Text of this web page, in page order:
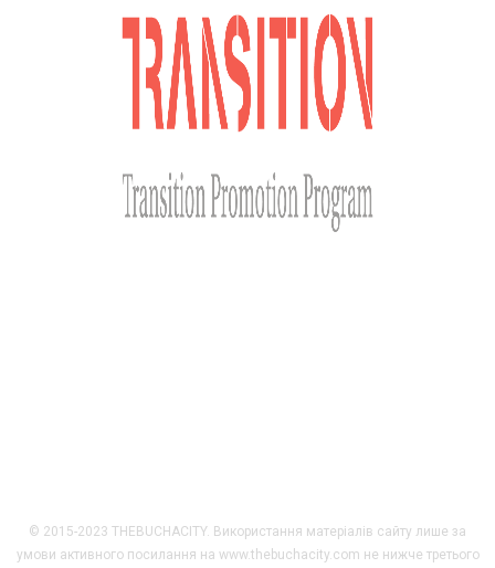
© 2015-2023 THEBUCHACITY. Використання матеріалів сайту лише за
умови активного посилання на www.thebuchacity.com не нижче третього